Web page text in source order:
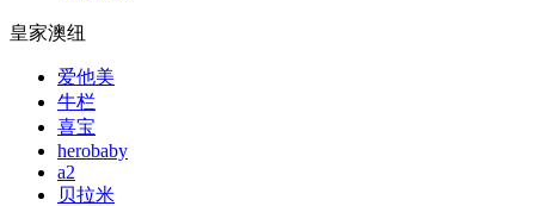
皇家澳纽
爱他美
牛栏
喜宝
herobaby
a2
贝拉米